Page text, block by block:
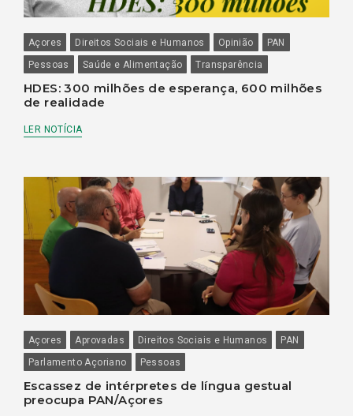
Açores Direitos Sociais e Humanos Opinião
PAN
Pessoas
Saúde e Alimentação Transparência
HDES: 300 milhões de esperança, 600 milhões
de realidade
LER NOTÍCIA
Açores Aprovadas Direitos Sociais e Humanos
PAN
Parlamento Açoriano
Pessoas
Escassez de intérpretes de língua gestual
preocupa PAN/Açores